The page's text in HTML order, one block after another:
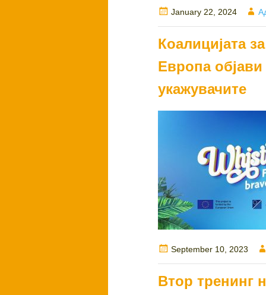
Posted
on
January 22, 2024
Коалицијата
Европа
укажувачите
Posted
on
September 10, 2023
Втор тренинг